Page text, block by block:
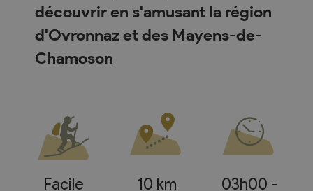
découvrir en s'amusant la région
d'Ovronnaz et des Mayens-de-
Chamoson
Facile 10 km 03h00 -